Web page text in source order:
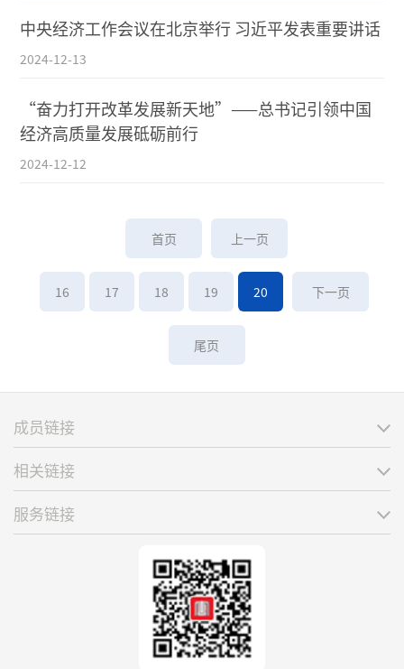
中央经济工作会议在北京举行 习近平发表重要讲话
2024-12-13
“奋力打开改革发展新天地”——总书记引领中国
经济高质量发展砥砺前行
2024-12-12
首页 上一页
16 17 18 19 20 下一页
尾页
成员链接
相关链接
服务链接